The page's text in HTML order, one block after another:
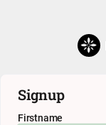
Signup
Firstname